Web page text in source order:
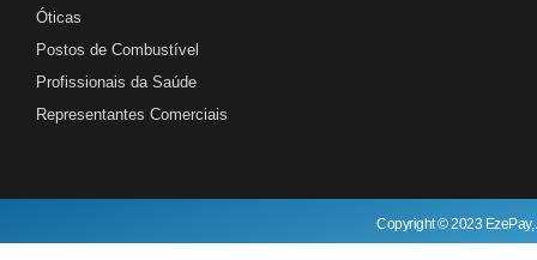
Óticas
Postos de Combustível
Profissionais da Saúde
Representantes Comerciais
Copyright © 2023